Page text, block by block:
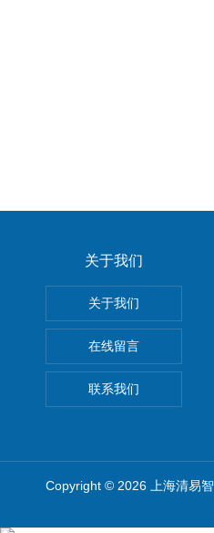
关于我们
关于我们
在线留言
联系我们
Copyright © 2026 上海清易